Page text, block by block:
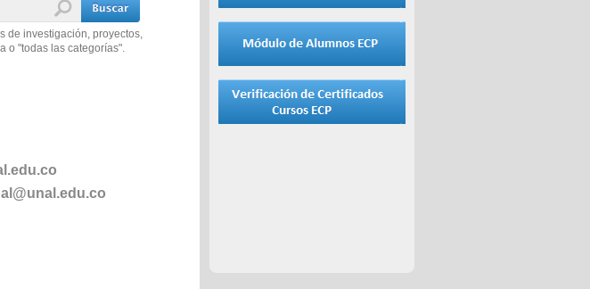
de investigación, proyectos,
o "todas las categorías".